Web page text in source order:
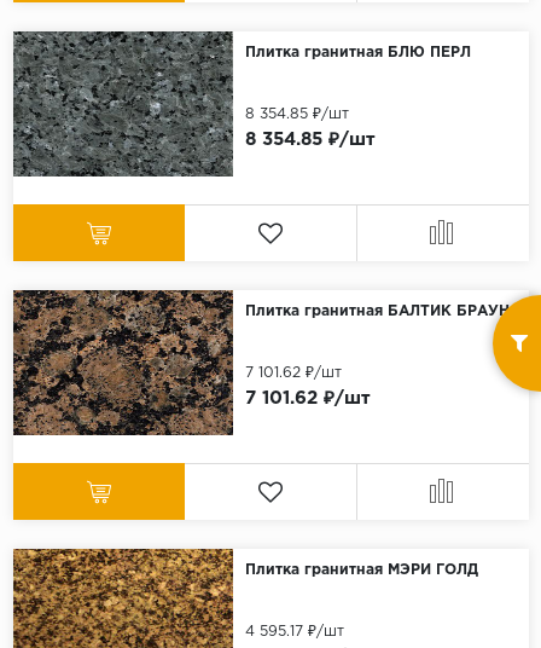
Плитка гранитная БЛЮ ПЕРЛ
8 354.85 ₽/шт
8 354.85 ₽/шт
Плитка гранитная БАЛТИК БРАУН
7 101.62 ₽/шт
7 101.62 ₽/шт
Плитка гранитная МЭРИ ГОЛД
4 595.17 ₽/шт